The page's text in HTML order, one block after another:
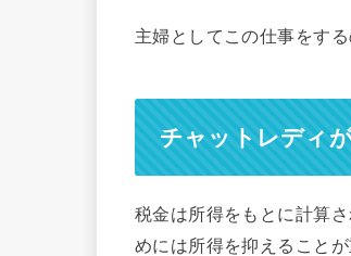
主婦としてこの仕事をす
チャットレディ
税金は所得をもとに計算
めには所得を抑えることが